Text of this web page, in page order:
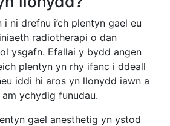
ni drefnu i’ch plentyn gael eu
radiotherapi o dan
ysgafn. Efallai y bydd angen
plentyn yn rhy ifanc i ddeall
iddi hi aros yn llonydd iawn a
ychydig funudau.
gael anesthetig yn ystod